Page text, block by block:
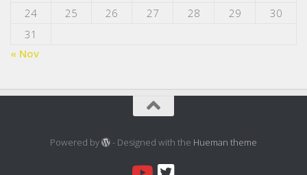
24
25 26 27 28 29
30
31
« Nov
Powered by - Designed with the Hueman theme